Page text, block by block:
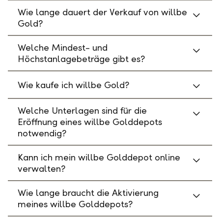
Wie lange dauert der Verkauf von willbe
Gold?
Welche Mindest- und
Höchstanlagebeträge gibt es?
Wie kaufe ich willbe Gold?
Welche Unterlagen sind für die
Eröffnung eines willbe Golddepots
notwendig?
Kann ich mein willbe Golddepot online
verwalten?
Wie lange braucht die Aktivierung
meines willbe Golddepots?